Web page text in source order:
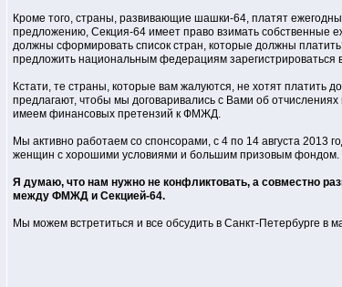
Кроме того, страны, развивающие шашки-64, платят
предложению, Секция-64 имеет право взимать собственные
должны сформировать список стран, которые должны
предложить национальным федерациям зарегистрироваться
Кстати, те страны, которые вам жалуются, не хотят
предлагают, чтобы мы договаривались с Вами об
имеем финансовых претензий к ФМЖД.
Мы активно работаем со спонсорами, с 4 по 14 августа
женщин с хорошими условиями и большим призовым фондом.
Я думаю, что нам нужно не конфликтовать, а совместно
между ФМЖД и Секцией-64.
Мы можем встретиться и все обсудить в Санкт-Петербурге в